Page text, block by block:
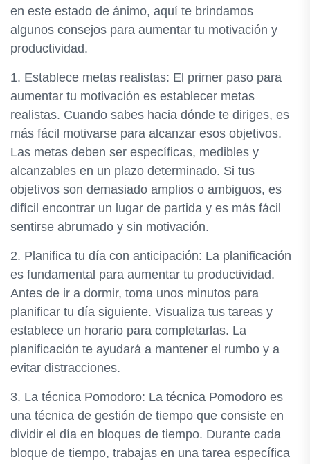
en este estado de ánimo, aquí te brindamos
algunos consejos para aumentar tu motivación y
productividad.
1. Establece metas realistas: El primer paso para
aumentar tu motivación es establecer metas
realistas. Cuando sabes hacia dónde te diriges, es
más fácil motivarse para alcanzar esos objetivos.
Las metas deben ser específicas, medibles y
alcanzables en un plazo determinado. Si tus
objetivos son demasiado amplios o ambiguos, es
difícil encontrar un lugar de partida y es más fácil
sentirse abrumado y sin motivación.
2. Planifica tu día con anticipación: La planificación
es fundamental para aumentar tu productividad.
Antes de ir a dormir, toma unos minutos para
planificar tu día siguiente. Visualiza tus tareas y
establece un horario para completarlas. La
planificación te ayudará a mantener el rumbo y a
evitar distracciones.
3. La técnica Pomodoro: La técnica Pomodoro es
una técnica de gestión de tiempo que consiste en
dividir el día en bloques de tiempo. Durante cada
bloque de tiempo, trabajas en una tarea específica